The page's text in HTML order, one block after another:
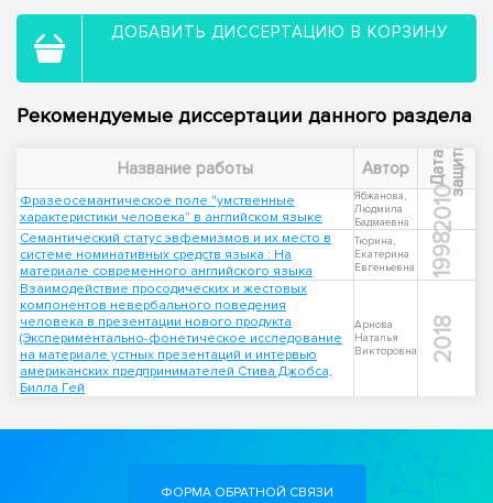
ДОБАВИТЬ ДИССЕРТАЦИЮ В КОРЗИНУ
Рекомендуемые диссертации данного раздела
Название работы Автор Д
а
т
а
з
а
щ
и
ты
Фразеосемантическое поле "умственные
характеристики человека" в английском языке
Ябжанова,
Людмила
Бадмаевна
2010
Семантический статус эвфемизмов и их место в
системе номинативных средств языка : На
материале современного английского языка
Тюрина,
Екатерина
Евгеньевна
1998
Взаимодействие просодических и жестовых
компонентов невербального поведения
человека в презентации нового продукта
(Экспериментально-фонетическое исследование
на материале устных презентаций и интервью
американских предпринимателей Стива Джобса,
Билла Гей
Арнова
Наталья
Викторовна
2018
ФОРМА ОБРАТНОЙ СВЯЗИ